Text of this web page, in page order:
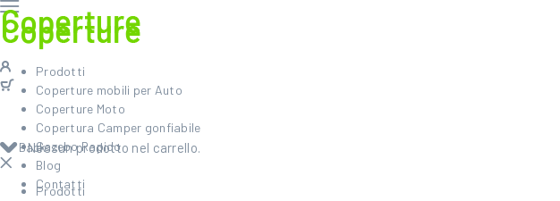
Nessun prodotto nel carrello.
Back
Prodotti
Prodotti
Coperture mobili per Auto
Coperture Moto
Copertura Camper gonfiabile
Gazebo Rapido
Blog
Contatti